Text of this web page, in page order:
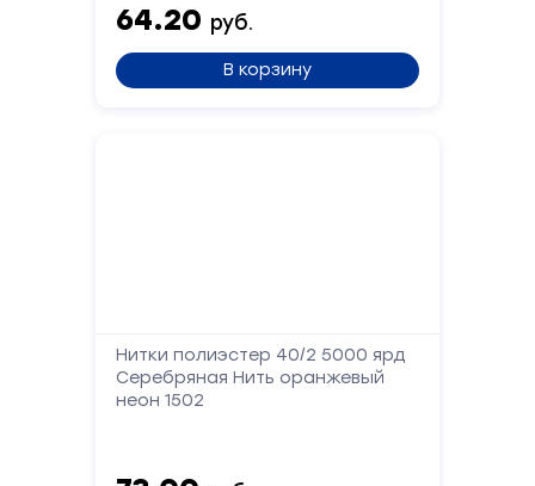
64.20 руб.
В корзину
Нитки полиэстер 40/2 5000 ярд
Серебряная Нить оранжевый
неон 1502